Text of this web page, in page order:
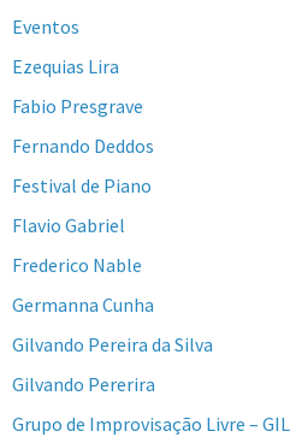
Eventos
Ezequias Lira
Fabio Presgrave
Fernando Deddos
Festival de Piano
Flavio Gabriel
Frederico Nable
Germanna Cunha
Gilvando Pereira da Silva
Gilvando Pererira
Grupo de Improvisação Livre – GIL